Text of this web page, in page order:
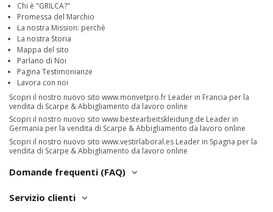
Chi è "GRILCA?"
Promessa del Marchio
La nostra Mission: perchè
La nostra Storia
Mappa del sito
Parlano di Noi
Pagina Testimonianze
Lavora con noi
Scopri il nostro nuovo sito www.monvetpro.fr Leader in Francia per la
vendita di Scarpe & Abbigliamento da lavoro online
Scopri il nostro nuovo sito www.bestearbeitskleidung.de Leader in
Germania per la vendita di Scarpe & Abbigliamento da lavoro online
Scopri il nostro nuovo sito www.vestirlaboral.es Leader in Spagna per la
vendita di Scarpe & Abbigliamento da lavoro online
Domande frequenti (FAQ)
Servizio clienti